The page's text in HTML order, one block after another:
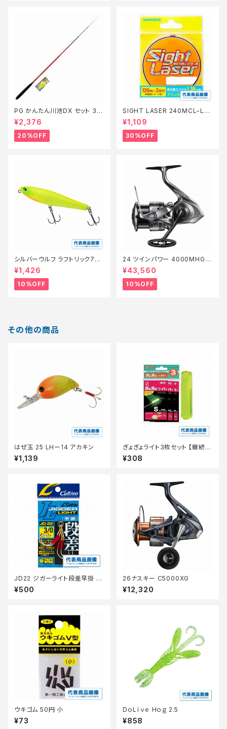
PG かんたん川池DX セット 36
0【特価セット】【20】
¥2,376
20%OFF
SIGHT LASER 240MCL−L75
Q 橙 0.2【特価仕掛】【30】
¥1,109
30%OFF
シルバーウルフ ラフトリック70Ｆ
【スタッフ永徳浜名湖セレクト】
【10】
¥1,426
10%OFF
24 ツインパワー 4000MHG
【継続セール_リール】【10】
¥43,560
10%OFF
その他の商品
はぜ玉 25 LHー14 アカキン
¥1,139
ぎょぎょライト3枚セット 【継続セ
ール_装備】
¥308
JD22 ジガーライト段差早掛 1
0 【継続セール_仕掛】
¥500
26ナスキー C5000XG
¥12,320
ウキゴム 50円 小
¥73
DｏLｉｖｅ Hｏｇ 2.5
¥858